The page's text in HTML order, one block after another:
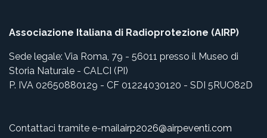
Associazione Italiana di Radioprotezione (AIRP)
Sede legale: Via Roma, 79 - 56011 presso il Museo di
Storia Naturale - CALCI (PI)
P. IVA 02650880129 - CF 01224030120 - SDI 5RUO82D
Contattaci tramite e-mailairp2026@airpeventi.com